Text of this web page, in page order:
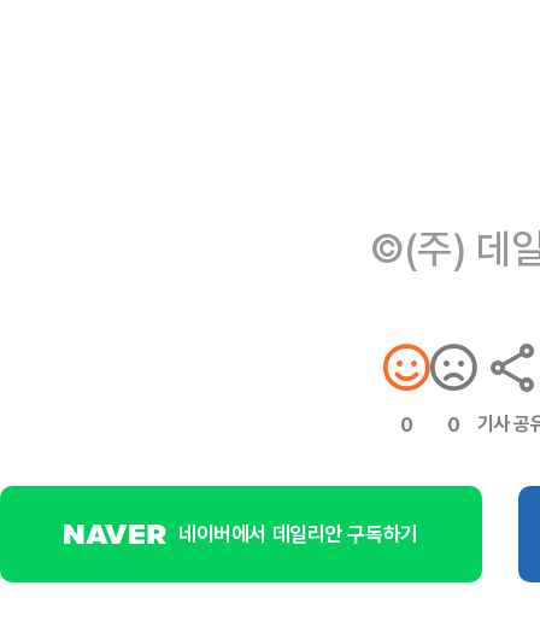
©(주) 데
0 0 기사 공
네이버에서 데일리안 구독하기